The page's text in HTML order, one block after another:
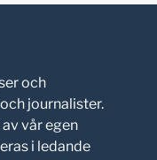
och
journalister.
vår egen
i ledande